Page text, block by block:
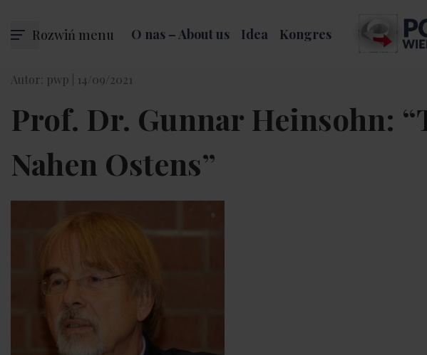
Rozwiń menu O nas – About us Idea Kongres
Autor: pwp | 14/09/2021
Prof. Dr. Gunnar Heinsohn:
Nahen Ostens”